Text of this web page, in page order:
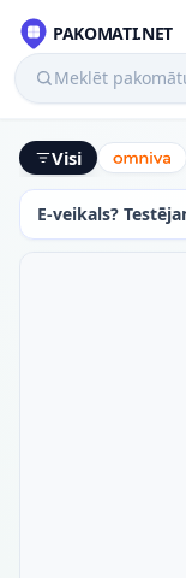
PAKOMATI.NET
Meklēt pakomātu
Visi
E-veikals?